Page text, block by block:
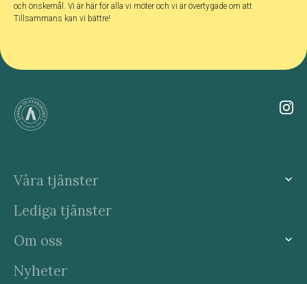
och önskemål. Vi är här för alla vi möter och vi är övertygade om att
Tillsammans kan vi bättre!
Våra tjänster
Lediga tjänster
Om oss
Nyheter